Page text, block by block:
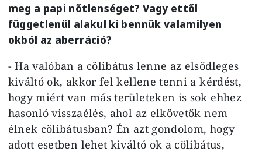
meg a papi nőtlenséget? Vagy ettől
függetlenül alakul ki bennük valamilyen
okból az aberráció?
- Ha valóban a cölibátus lenne az elsődleges
kiváltó ok, akkor fel kellene tenni a kérdést,
hogy miért van más területeken is sok ehhez
hasonló visszaélés, ahol az elkövetők nem
élnek cölibátusban? Én azt gondolom, hogy
adott esetben lehet kiváltó ok a cölibátus,